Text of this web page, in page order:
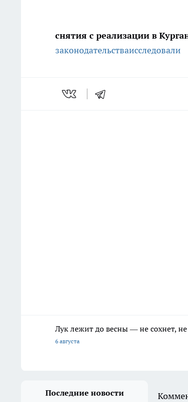
снятия с реализации в
законодательстваисследовали
Лук лежит до весны — не сохнет,
6 августа
Последние новости